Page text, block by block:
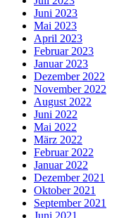
Juni 2023
Mai 2023
April 2023
Februar 2023
Januar 2023
Dezember 2022
November 2022
August 2022
Juni 2022
Mai 2022
März 2022
Februar 2022
Januar 2022
Dezember 2021
Oktober 2021
September 2021
Juni 2021